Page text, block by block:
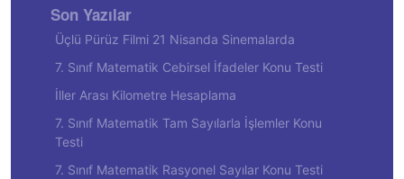
Son Yazılar
Üçlü Pürüz Filmi 21 Nisanda Sinemalarda
7. Sınıf Matematik Cebirsel İfadeler Konu Testi
İller Arası Kilometre Hesaplama
7. Sınıf Matematik Tam Sayılarla İşlemler Konu
Testi
7. Sınıf Matematik Rasyonel Sayılar Konu Testi